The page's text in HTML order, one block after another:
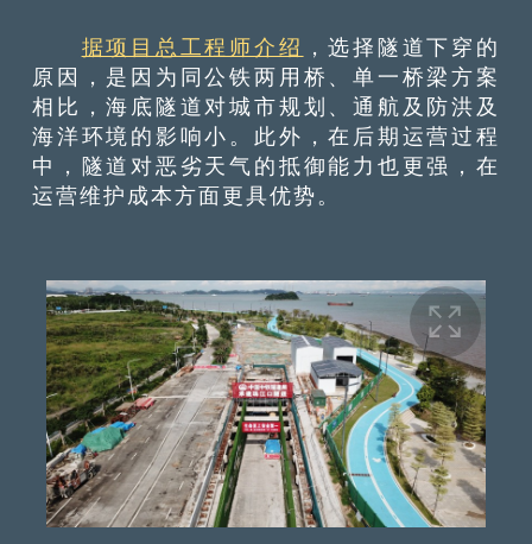
据项目总工程师介绍 ，选择隧道下穿的
原因，是因为同公铁两用桥、单一桥梁方案
相比，海底隧道对城市规划、通航及防洪及
海洋环境的影响小。此外，在后期运营过程
中，隧道对恶劣天气的抵御能力也更强，在
运营维护成本方面更具优势。